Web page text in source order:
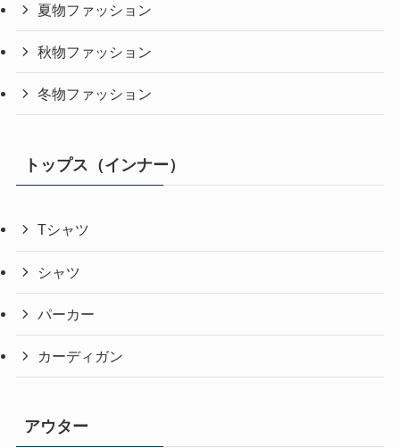
夏物ファッション
秋物ファッション
冬物ファッション
トップス（インナー）
Tシャツ
シャツ
パーカー
カーディガン
アウター